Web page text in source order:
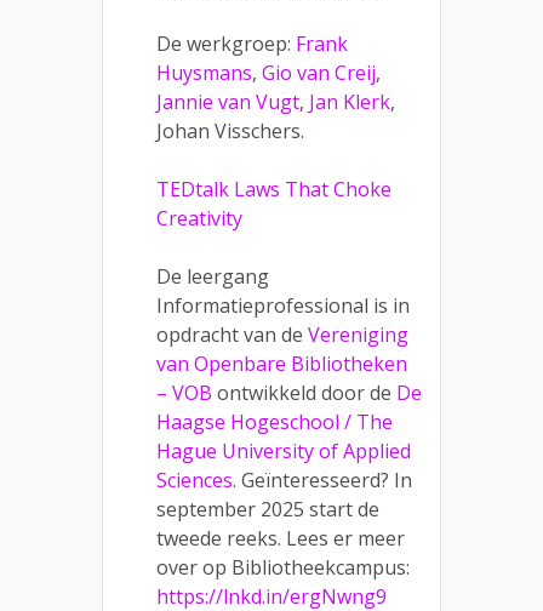
De werkgroep: Frank
Huysmans, Gio van Creij,
Jannie van Vugt, Jan Klerk,
Johan Visschers.
TEDtalk Laws That Choke
Creativity
De leergang
Informatieprofessional is in
opdracht van de Vereniging
van Openbare Bibliotheken
– VOB ontwikkeld door de De
Haagse Hogeschool / The
Hague University of Applied
Sciences. Geïnteresseerd? In
september 2025 start de
tweede reeks. Lees er meer
over op Bibliotheekcampus:
https://lnkd.in/ergNwng9